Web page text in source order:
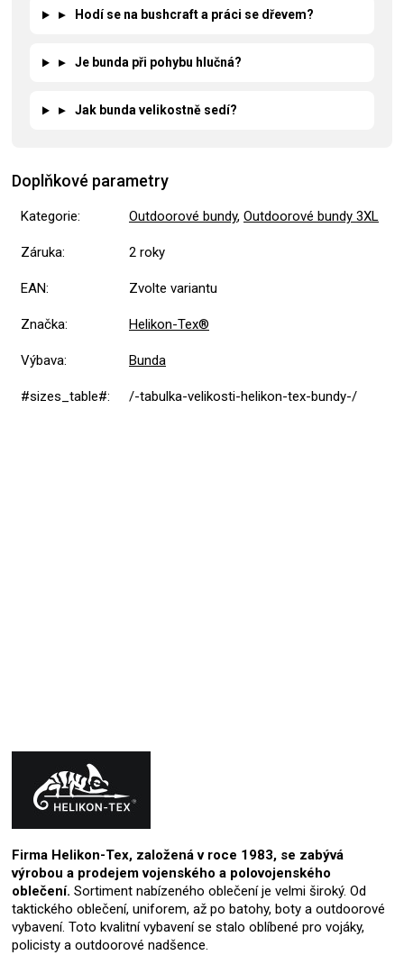
▸ Hodí se na bushcraft a práci se dřevem?
▸ Je bunda při pohybu hlučná?
▸ Jak bunda velikostně sedí?
Doplňkové parametry
Kategorie: Outdoorové bundy, Outdoorové bundy 3XL
Záruka: 2 roky
EAN: Zvolte variantu
Značka: Helikon-Tex®
Výbava: Bunda
#sizes_table#: /-tabulka-velikosti-helikon-tex-bundy-/
Firma Helikon-Tex, založená v roce 1983, se zabývá
výrobou a prodejem vojenského a polovojenského
oblečení. Sortiment nabízeného oblečení je velmi široký. Od
taktického oblečení, uniforem, až po batohy, boty a outdoorové
vybavení. Toto kvalitní vybavení se stalo oblíbené pro vojáky,
policisty a outdoorové nadšence.